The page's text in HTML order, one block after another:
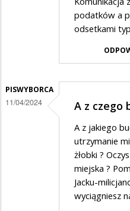
podatków a
odsetkami
PISWYBORCA
11/04/2024 A z czego
A z jakiego
utrzymanie
żłobki ?
miejska ?
Jacku-
wyciągniesz